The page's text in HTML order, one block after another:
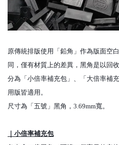
原傳統排版使用「鉛角」作為版面空
同，僅有材質上的差異，黑角是以回
分為「小倍率補充包」、「大倍率補
用版皆適用。
尺寸為「五號」黑角，3.69mm寬。
｜小倍率補充包